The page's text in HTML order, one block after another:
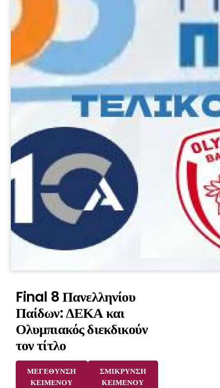
Final 8 Πανελληνίου
Παίδων: ΔΕΚΑ και
Ολυμπιακός διεκδικούν
τον τίτλο
ΜΕΓΕΘΥΝΣΗ
ΚΕΙΜΕΝΟΥ
ΣΜΙΚΡΥΝΣΗ
ΚΕΙΜΕΝΟΥ